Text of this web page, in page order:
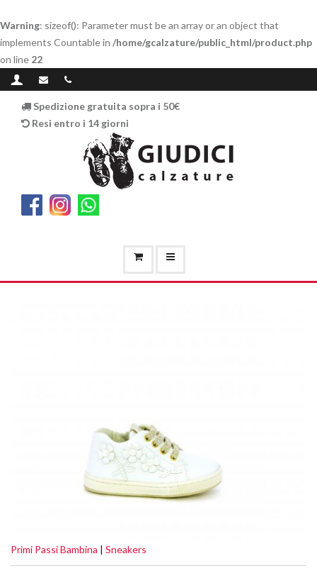
Warning: sizeof(): Parameter must be an array or an object that
implements Countable in /home/gcalzature/public_html/product.php
on line 22
Spedizione gratuita sopra i 50€
Resi entro i 14 giorni
Primi Passi Bambina | Sneakers